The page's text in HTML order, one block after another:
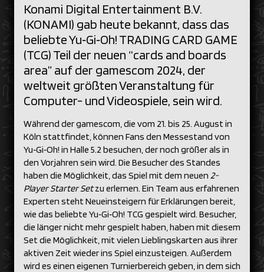
Konami Digital Entertainment B.V.
(KONAMI) gab heute bekannt, dass das
beliebte Yu‑Gi‑Oh! TRADING CARD GAME
(TCG) Teil der neuen “cards and boards
area” auf der gamescom 2024, der
weltweit größten Veranstaltung für
Computer- und Videospiele, sein wird.
Während der gamescom, die vom 21. bis 25. August in
Köln stattfindet, können Fans den Messestand von
Yu‑Gi‑Oh! in Halle 5.2 besuchen, der noch größer als in
den Vorjahren sein wird. Die Besucher des Standes
haben die Möglichkeit, das Spiel mit dem neuen 2-
Player Starter Setzu erlernen. Ein Team aus erfahrenen
Experten steht Neueinsteigern für Erklärungen bereit,
wie das beliebte Yu‑Gi‑Oh! TCG gespielt wird. Besucher,
die länger nicht mehr gespielt haben, haben mit diesem
Set die Möglichkeit, mit vielen Lieblingskarten aus ihrer
aktiven Zeit wieder ins Spiel einzusteigen. Außerdem
wird es einen eigenen Turnierbereich geben, in dem sich